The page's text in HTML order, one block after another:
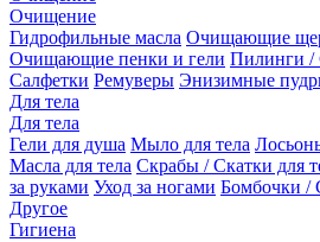
Очищение
Гидрофильные масла Очищающие
Очищающие пенки и гели Пилинги /
Салфетки Ремуверы Энизимные
Для тела
Для тела
Гели для душа Мыло для тела
Масла для тела Скрабы / Скатки для
за руками Уход за ногами Бомбочки /
Другое
Гигиена